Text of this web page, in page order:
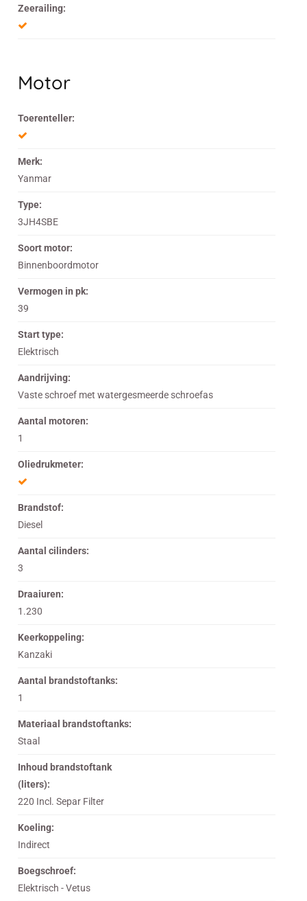
Zeerailing:
Motor
Toerenteller:
Merk:
Yanmar
Type:
3JH4SBE
Soort motor:
Binnenboordmotor
Vermogen in pk:
39
Start type:
Elektrisch
Aandrijving:
Vaste schroef met watergesmeerde schroefas
Aantal motoren:
1
Oliedrukmeter:
Brandstof:
Diesel
Aantal cilinders:
3
Draaiuren:
1.230
Keerkoppeling:
Kanzaki
Aantal brandstoftanks:
1
Materiaal brandstoftanks:
Staal
Inhoud brandstoftank
(liters):
220 Incl. Separ Filter
Koeling:
Indirect
Boegschroef:
Elektrisch - Vetus